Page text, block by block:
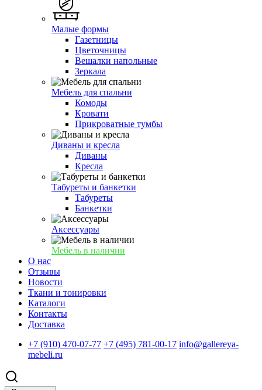
Малые формы
Газетницы
Цветочницы
Вешалки напольные
Зеркала
Мебель для спальни
Комоды
Кровати
Прикроватные тумбы
Диваны и кресла
Диваны
Кресла
Табуреты и банкетки
Табуреты
Банкетки
Аксессуары
Мебель в наличии
О нас
Отзывы
Новости
Ткани и тонировки
Каталоги
Контакты
Доставка
+7 (910) 470-07-77 +7 (495) 781-00-17 info@gallereya-
mebeli.ru